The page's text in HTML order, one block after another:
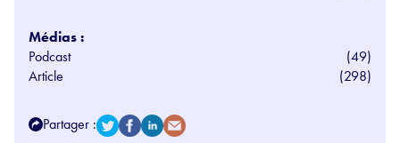
Médias :
Podcast
(49)
Article
(298)
Partager :